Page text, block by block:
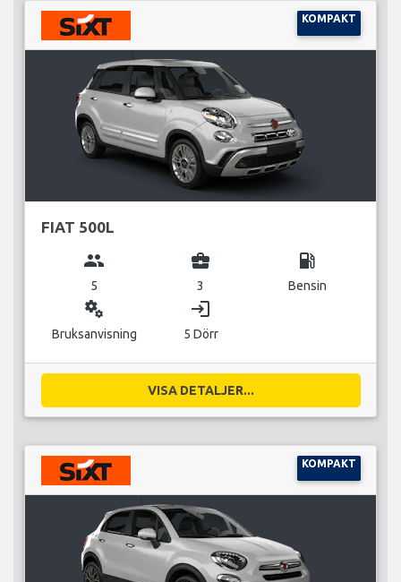
KOMPAKT
FIAT 500L
group
5
business_center
3
local_gas_station
Bensin
miscellaneous_services
Bruksanvisning
login
5 Dörr
VISA DETALJER...
KOMPAKT